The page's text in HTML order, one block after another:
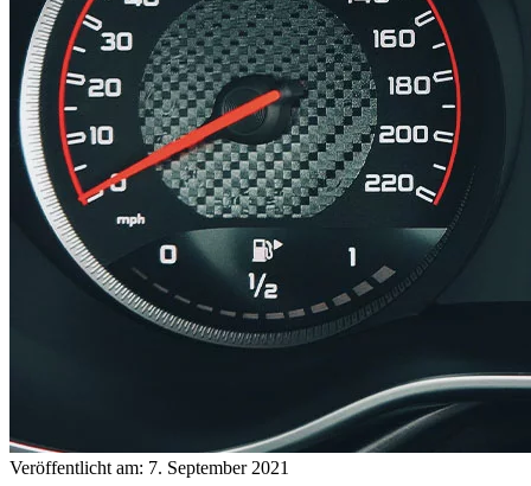
Veröffentlicht am: 7. September 2021